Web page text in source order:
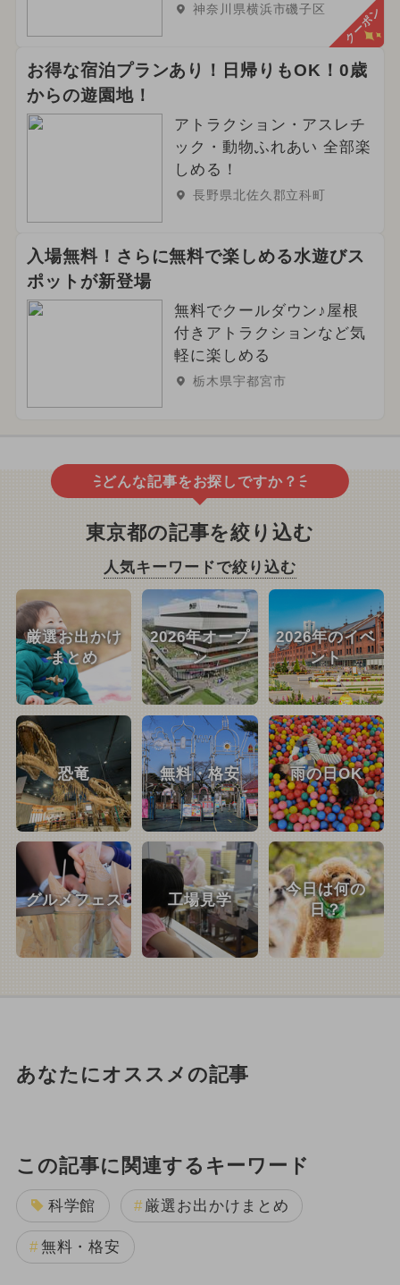
神奈川県横浜市磯子区 クーポン
お得な宿泊プランあり！日帰りもOK！0歳
からの遊園地！
アトラクション・アスレチ
ック・動物ふれあい 全部楽
しめる！
長野県北佐久郡立科町
入場無料！さらに無料で楽しめる水遊びス
ポットが新登場
無料でクールダウン♪屋根
付きアトラクションなど気
軽に楽しめる
栃木県宇都宮市
どんな記事をお探しですか？
東京都の記事を絞り込む
人気キーワードで絞り込む
厳選お出かけ
まとめ
2026年オープ
ン
2026年のイベ
ント
恐竜 無料・格安 雨の日OK
グルメフェス 工場見学
今日は何の
日？
あなたにオススメの記事
この記事に関連するキーワード
科学館 厳選お出かけまとめ
無料・格安